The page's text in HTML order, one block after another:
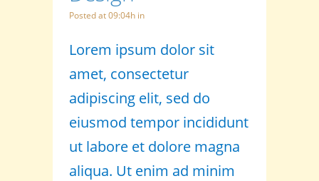
Posted at 09:04h in
Lorem ipsum dolor sit
amet, consectetur
adipiscing elit, sed do
eiusmod tempor incididunt
ut labore et dolore magna
aliqua. Ut enim ad minim